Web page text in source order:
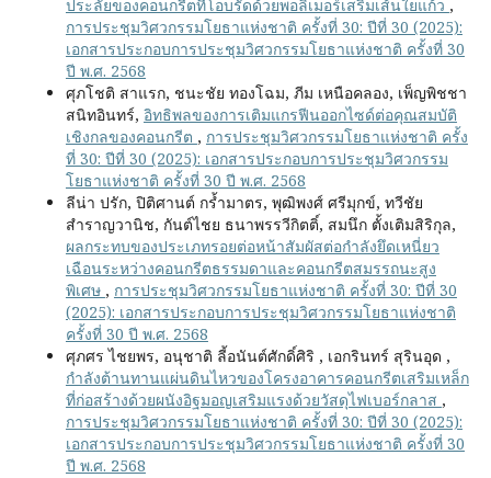
ประลัยของคอนกรีตที่โอบรัดด้วยพอลิเมอร์เสริมเส้นใยแก้ว ,
การประชุมวิศวกรรมโยธาแห่งชาติ ครั้งที่ 30: ปีที่ 30 (2025):
เอกสารประกอบการประชุมวิศวกรรมโยธาแห่งชาติ ครั้งที่ 30
ปี พ.ศ. 2568
ศุภโชติ สาแรก, ชนะชัย ทองโฉม, ภีม เหนือคลอง, เพ็ญพิชชา
สนิทอินทร์, อิทธิพลของการเติมแกรฟีนออกไซด์ต่อคุณสมบัติ
เชิงกลของคอนกรีต , การประชุมวิศวกรรมโยธาแห่งชาติ ครั้ง
ที่ 30: ปีที่ 30 (2025): เอกสารประกอบการประชุมวิศวกรรม
โยธาแห่งชาติ ครั้งที่ 30 ปี พ.ศ. 2568
ลีน่า ปรัก, ปิติศานต์ กร้ำมาตร, พุฒิพงศ์ ศรีมุกข์, ทวีชัย
สำราญวานิช, กันต์ไชย ธนาพรรวีกิตติ์, สมนึก ตั้งเติมสิริกุล,
ผลกระทบของประเภทรอยต่อหน้าสัมผัสต่อกำลังยึดเหนี่ยว
เฉือนระหว่างคอนกรีตธรรมดาและคอนกรีตสมรรถนะสูง
พิเศษ , การประชุมวิศวกรรมโยธาแห่งชาติ ครั้งที่ 30: ปีที่ 30
(2025): เอกสารประกอบการประชุมวิศวกรรมโยธาแห่งชาติ
ครั้งที่ 30 ปี พ.ศ. 2568
ศุภศร ไชยพร, อนุชาติ ลี้อนันต์ศักดิ์ศิริ , เอกรินทร์ สุรินอุด ,
กำลังต้านทานแผ่นดินไหวของโครงอาคารคอนกรีตเสริมเหล็ก
ที่ก่อสร้างด้วยผนังอิฐมอญเสริมแรงด้วยวัสดุไฟเบอร์กลาส ,
การประชุมวิศวกรรมโยธาแห่งชาติ ครั้งที่ 30: ปีที่ 30 (2025):
เอกสารประกอบการประชุมวิศวกรรมโยธาแห่งชาติ ครั้งที่ 30
ปี พ.ศ. 2568